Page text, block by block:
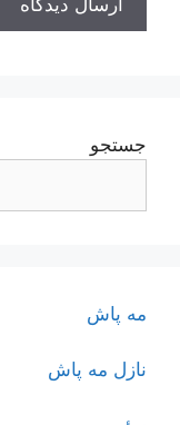
جستجو
مه پاش
نازل مه پاش